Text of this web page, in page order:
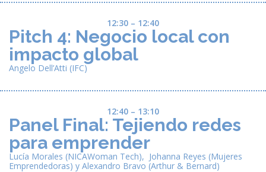
12:30 – 12:40
Pitch 4: Negocio local con
impacto global
Angelo Dell’Atti (IFC)
12:40 – 13:10
Panel Final: Tejiendo redes
para emprender
Lucía Morales (NICAWoman Tech), Johanna Reyes (Mujeres
Emprendedoras) y Alexandro Bravo (Arthur & Bernard)